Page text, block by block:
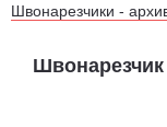
Швонарезчики -
Швонарезчик